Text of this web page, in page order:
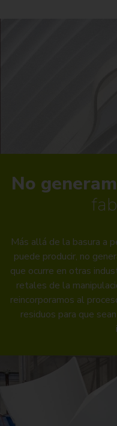
No
Más allá de la basura a
puede producir, no
que ocurre en otras
retales de la
reincorporamos al
residuos para que